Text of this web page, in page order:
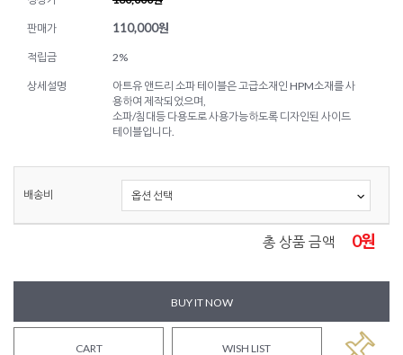
판매가 110,000원
적립금 2%
상세설명
아트유 앤드리 소파 테이블은 고급소재인 HPM소재를 사
용하여 제작되었으며,
소파/침대등 다용도로 사용가능하도록 디자인된 사이드
테이블입니다.
배송비
총 상품 금액 0원
BUY IT NOW
CART WISH LIST